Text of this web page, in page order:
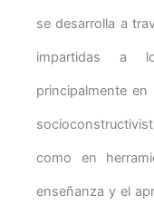
se desarrolla a
impartidas a
principalmente
como en
enseñanza y el